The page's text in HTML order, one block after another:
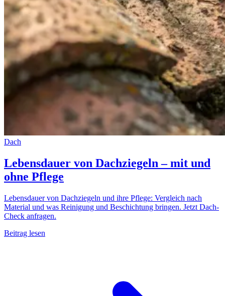
Dach
Lebensdauer von Dachziegeln – mit und
ohne Pflege
Lebensdauer von Dachziegeln und ihre Pflege: Vergleich nach
Material und was Reinigung und Beschichtung bringen. Jetzt Dach-
Check anfragen.
Beitrag lesen